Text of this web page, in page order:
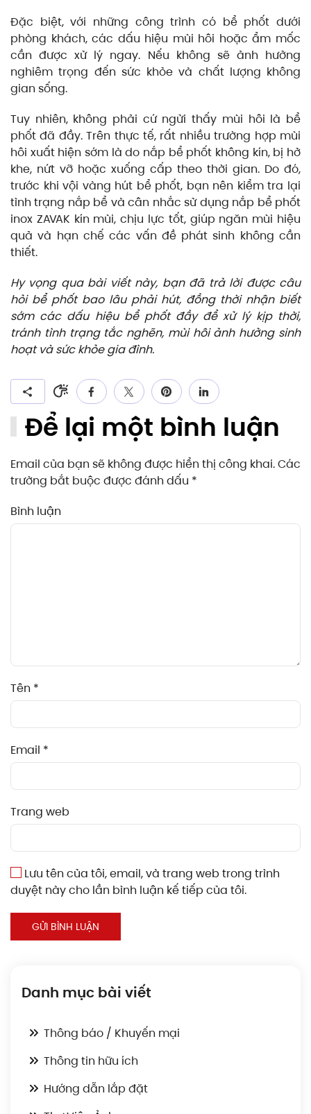
Đặc biệt, với những công trình có bể phốt dưới
phòng khách, các dấu hiệu mùi hôi hoặc ẩm mốc
cần được xử lý ngay. Nếu không sẽ ảnh hưởng
nghiêm trọng đến sức khỏe và chất lượng không
gian sống.
Tuy nhiên, không phải cứ ngửi thấy mùi hôi là bể
phốt đã đầy. Trên thực tế, rất nhiều trường hợp mùi
hôi xuất hiện sớm là do nắp bể phốt không kín, bị hở
khe, nứt vỡ hoặc xuống cấp theo thời gian. Do đó,
trước khi vội vàng hút bể phốt, bạn nên kiểm tra lại
tình trạng nắp bể và cân nhắc sử dụng nắp bể phốt
inox ZAVAK kín mùi, chịu lực tốt, giúp ngăn mùi hiệu
quả và hạn chế các vấn đề phát sinh không cần
thiết.
Hy vọng qua bài viết này, bạn đã trả lời được câu
hỏi bể phốt bao lâu phải hút, đồng thời nhận biết
sớm các dấu hiệu bể phốt đầy để xử lý kịp thời,
tránh tình trạng tắc nghẽn, mùi hôi ảnh hưởng sinh
hoạt và sức khỏe gia đình.
Để lại một bình luận
Email của bạn sẽ không được hiển thị công khai. Các
trường bắt buộc được đánh dấu *
Bình luận
Tên *
Email *
Trang web
Lưu tên của tôi, email, và trang web trong trình
duyệt này cho lần bình luận kế tiếp của tôi.
GỬI BÌNH LUẬN
Danh mục bài viết
Thông báo / Khuyến mại
Thông tin hữu ích
Hướng dẫn lắp đặt